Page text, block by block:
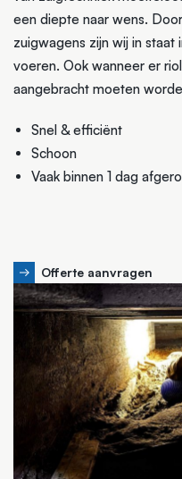
een diepte naar wens.
zuigwagens zijn wij in
voeren. Ook wanneer er
aangebracht moeten
Snel & efficiënt
Schoon
Vaak binnen 1 dag
Offerte aanvragen